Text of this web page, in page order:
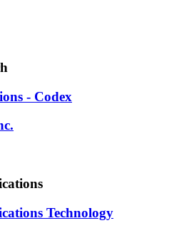
- Codex
Technology